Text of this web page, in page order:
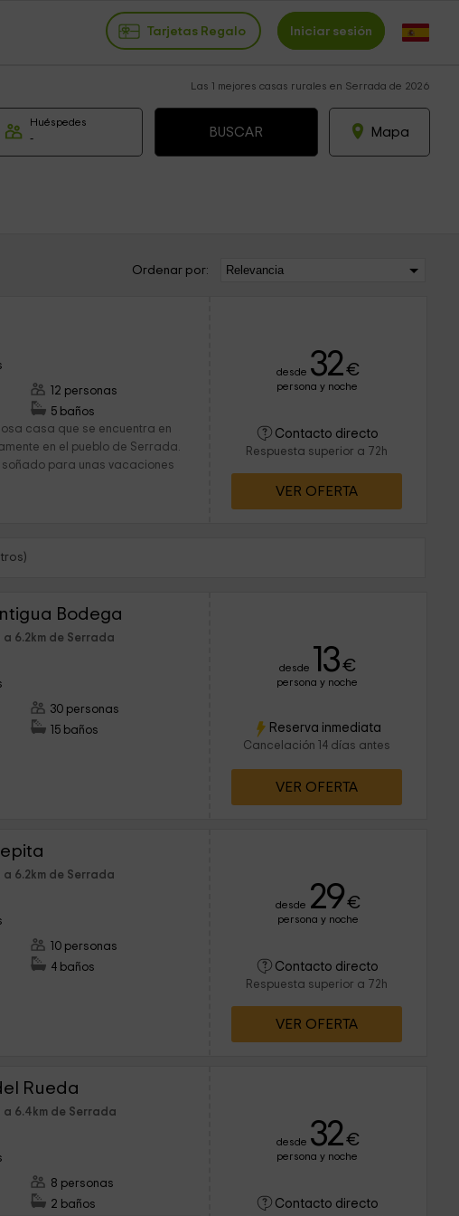
Tarjetas Regalo Iniciar sesión
Las 1 mejores casas rurales en Serrada de 2026
Huéspedes
Mapa
Ordenar por:
12 personas
5 baños
casa que se encuentra en
en el pueblo de Serrada.
para unas vacaciones
desde 32€
persona y noche
Contacto directo
Respuesta superior a 72h
VER OFERTA
Bodega
6.2km de Serrada
30 personas
15 baños
desde 13€
persona y noche
Reserva inmediata
Cancelación 14 días antes
VER OFERTA
6.2km de Serrada
10 personas
4 baños
desde 29€
persona y noche
Contacto directo
Respuesta superior a 72h
VER OFERTA
Rueda
6.4km de Serrada
8 personas
2 baños
desde 32€
persona y noche
Contacto directo